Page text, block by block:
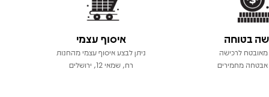
בטוחה
לרכישה
אבטחה מחמירים
איסוף עצמי
ניתן לבצע איסוף עצמי מהחנות
רח, שמאי 12, ירושלים